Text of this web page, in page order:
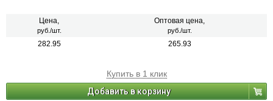
Цена,
руб./шт.
Оптовая цена,
руб./шт.
282.95 265.93
Купить в 1 клик
Добавить в корзину